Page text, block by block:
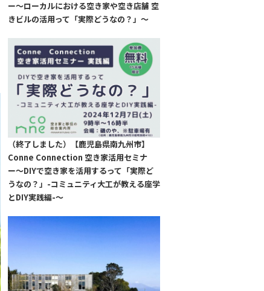
ー〜ローカルにおける空き家や空き店舗 空
きビルの活用って「実際どうなの？」〜
（終了しました）【鹿児島県南九州市】
Conne Connection 空き家活用セミナ
ー〜DIYで空き家を活用するって「実際ど
うなの？」-コミュニティ大工が教える座学
とDIY実践編-〜